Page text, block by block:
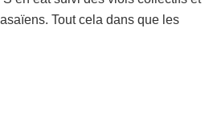
Tout cela dans que les